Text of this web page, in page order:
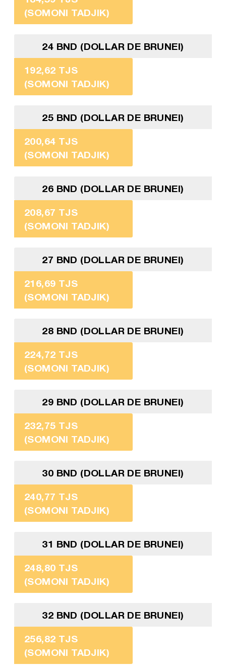
(SOMONI TADJIK)
24 BND (DOLLAR DE BRUNEI)
192,62 TJS
(SOMONI TADJIK)
25 BND (DOLLAR DE BRUNEI)
200,64 TJS
(SOMONI TADJIK)
26 BND (DOLLAR DE BRUNEI)
208,67 TJS
(SOMONI TADJIK)
27 BND (DOLLAR DE BRUNEI)
216,69 TJS
(SOMONI TADJIK)
28 BND (DOLLAR DE BRUNEI)
224,72 TJS
(SOMONI TADJIK)
29 BND (DOLLAR DE BRUNEI)
232,75 TJS
(SOMONI TADJIK)
30 BND (DOLLAR DE BRUNEI)
240,77 TJS
(SOMONI TADJIK)
31 BND (DOLLAR DE BRUNEI)
248,80 TJS
(SOMONI TADJIK)
32 BND (DOLLAR DE BRUNEI)
256,82 TJS
(SOMONI TADJIK)